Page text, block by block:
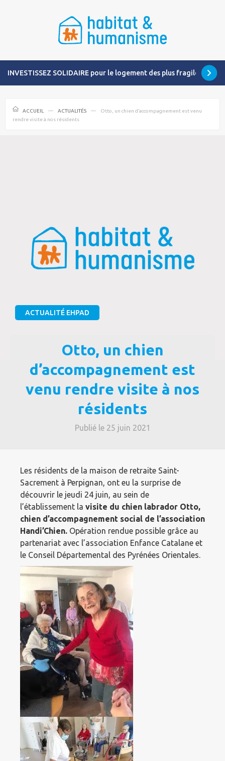
INVESTISSEZ SOLIDAIRE pour le logement des plus fragiles
ACCUEIL ACTUALITÉS
Otto, un chien d’accompagnement est venu
rendre visite à nos résidents
ACTUALITÉ EHPAD
Otto, un chien
d’accompagnement est
venu rendre visite à nos
résidents
Publié le 25 juin 2021
Les résidents de la maison de retraite Saint-
Sacrement à Perpignan, ont eu la surprise de
découvrir le jeudi 24 juin, au sein de
l’établissement la visite du chien labrador Otto,
chien d’accompagnement social de l’association
Handi’Chien. Opération rendue possible grâce au
partenariat avec l’association Enfance Catalane et
le Conseil Départemental des Pyrénées Orientales.